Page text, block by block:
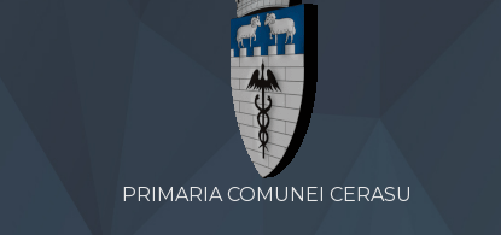
PRIMARIA COMUNEI CERASU